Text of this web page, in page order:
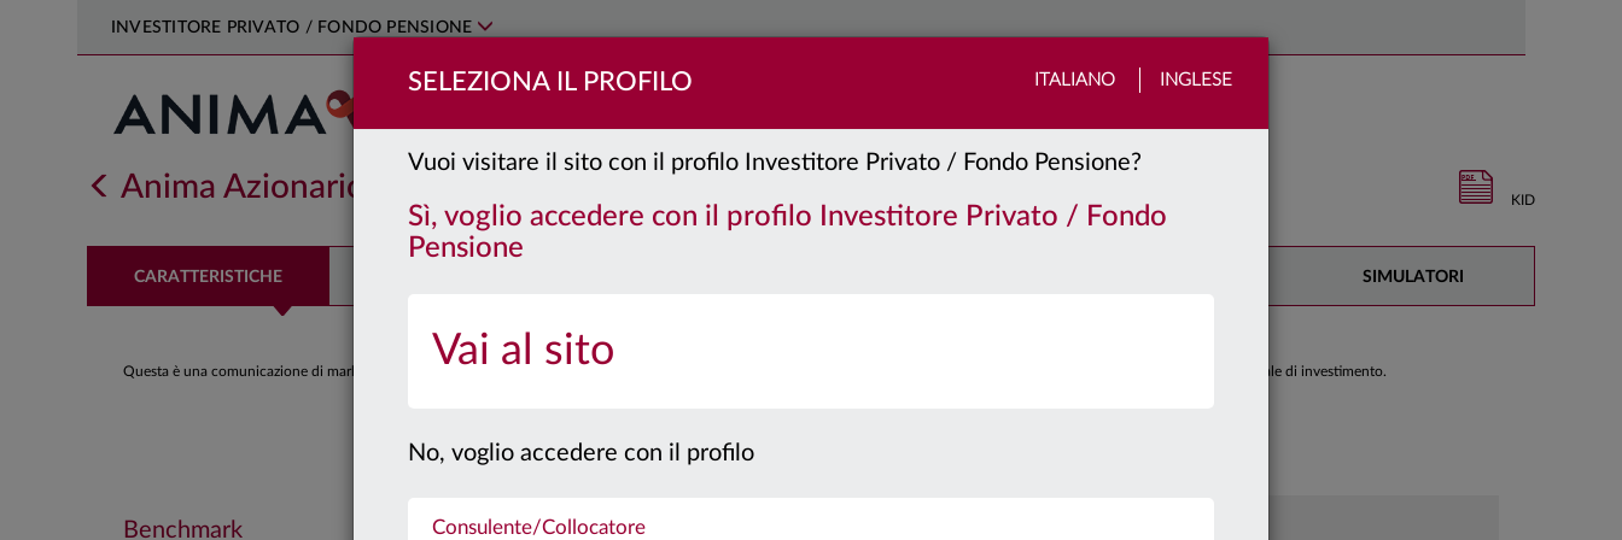
SELEZIONA IL PROFILO ITALIANO INGLESE
Vuoi visitare il sito con il profilo Investitore Privato / Fondo Pensione?
Sì, voglio accedere con il profilo Investitore Privato / Fondo
Pensione
Vai al sito
No, voglio accedere con il profilo
Consulente/Collocatore
INVESTITORE PRIVATO / FONDO PENSIONE
Anima Azionario Internazionale KID
CARATTERISTICHE SIMULATORI
Questa è una comunicazione di marketing. Si prega di consultare il prospetto e il documento contenente le informazioni chiave per gli investitori prima di prendere una decisione finale di investimento.
Caratteristiche
Benchmark